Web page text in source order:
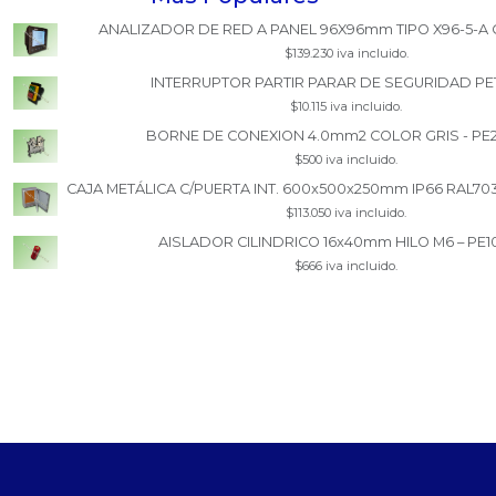
ANALIZADOR DE RED A PANEL 96X96mm TIPO X96-5-A
$139.230 iva incluido.
INTERRUPTOR PARTIR PARAR DE SEGURIDAD
$10.115 iva incluido.
BORNE DE CONEXION 4.0mm2 COLOR GRIS -
$500 iva incluido.
CAJA METÁLICA C/PUERTA INT. 600x500x250mm IP66
$113.050 iva incluido.
AISLADOR CILINDRICO 16x40mm HILO M6 –
$666 iva incluido.